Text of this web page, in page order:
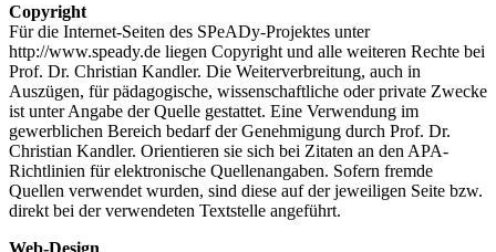
Copyright
Für die Internet-Seiten des SPeADy-Projektes unter
http://www.speady.de liegen Copyright und alle weiteren Rechte bei
Prof. Dr. Christian Kandler. Die Weiterverbreitung, auch in
Auszügen, für pädagogische, wissenschaftliche oder private Zwecke
ist unter Angabe der Quelle gestattet. Eine Verwendung im
gewerblichen Bereich bedarf der Genehmigung durch Prof. Dr.
Christian Kandler. Orientieren sie sich bei Zitaten an den APA-
Richtlinien für elektronische Quellenangaben. Sofern fremde
Quellen verwendet wurden, sind diese auf der jeweiligen Seite bzw.
direkt bei der verwendeten Textstelle angeführt.
Web-Design